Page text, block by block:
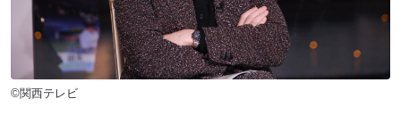
©関西テレビ